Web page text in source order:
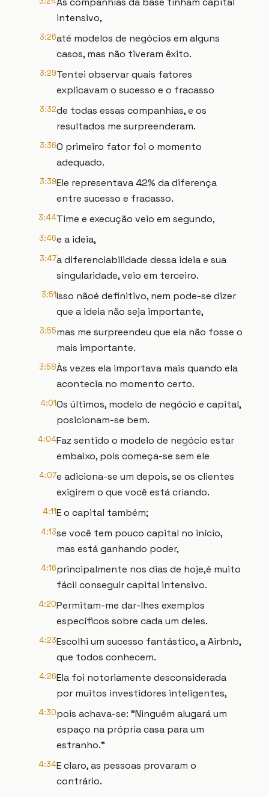
intensivo,
3:26até modelos de negócios em alguns
casos, mas não tiveram êxito.
3:29Tentei observar quais fatores
explicavam o sucesso e o fracasso
3:32de todas essas companhias, e os
resultados me surpreenderam.
3:36O primeiro fator foi o momento
adequado.
3:39Ele representava 42% da diferença
entre sucesso e fracasso.
3:44Time e execução veio em segundo,
3:46e a ideia,
3:47a diferenciabilidade dessa ideia e sua
singularidade, veio em terceiro.
3:51Isso nãoé definitivo, nem pode-se dizer
que a ideia não seja importante,
3:55mas me surpreendeu que ela não fosse o
mais importante.
3:58Às vezes ela importava mais quando ela
acontecia no momento certo.
4:01Os últimos, modelo de negócio e capital,
posicionam-se bem.
4:04Faz sentido o modelo de negócio estar
embaixo, pois começa-se sem ele
4:07e adiciona-se um depois, se os clientes
exigirem o que você está criando.
4:11E o capital também;
4:13se você tem pouco capital no início,
mas está ganhando poder,
4:16principalmente nos dias de hoje,é muito
fácil conseguir capital intensivo.
4:20Permitam-me dar-lhes exemplos
específicos sobre cada um deles.
4:23Escolhi um sucesso fantástico, a Airbnb,
que todos conhecem.
4:26Ela foi notoriamente desconsiderada
por muitos investidores inteligentes,
4:30pois achava-se: "Ninguém alugará um
espaço na própria casa para um
estranho."
4:34E claro, as pessoas provaram o
contrário.